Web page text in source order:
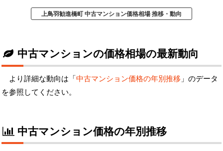
上鳥羽勧進橋町 中古マンション価格相場 推移・動向
中古マンションの価格相場の最新動向
より詳細な動向は「中古マンション価格の年別推移 」のデータ
を参照してください。
中古マンション価格の年別推移